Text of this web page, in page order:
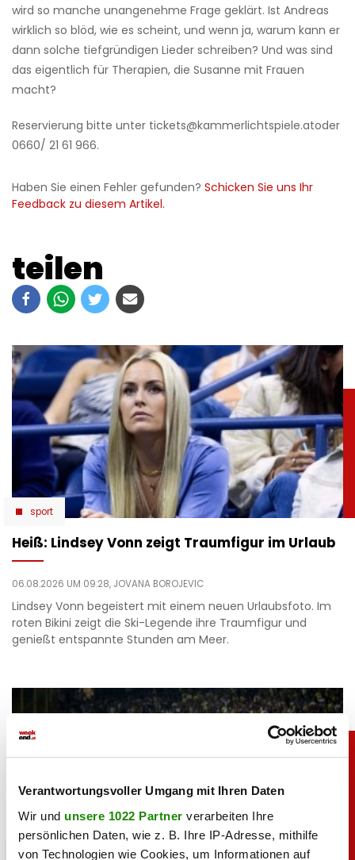
Verantwortungsvoller Umgang mit Ihren Daten
Wir und unsere 1022 Partner verarbeiten Ihre
persönlichen Daten, wie z. B. Ihre IP-Adresse, mithilfe
von Technologien wie Cookies, um Informationen auf
wird so manche unangenehme Frage geklärt. Ist Andreas
wirklich so blöd, wie es scheint, und wenn ja, warum kann er
dann solche tiefgründigen Lieder schreiben? Und was sind
das eigentlich für Therapien, die Susanne mit Frauen
macht?
Reservierung bitte unter tickets@kammerlichtspiele.atoder
0660/ 21 61 966.
Haben Sie einen Fehler gefunden? Schicken Sie uns Ihr
Feedback zu diesem Artikel.
teilen
sport
Heiß: Lindsey Vonn zeigt Traumfigur im Urlaub
06.08.2026 UM 09:28, JOVANA BOROJEVIC
Lindsey Vonn begeistert mit einem neuen Urlaubsfoto. Im
roten Bikini zeigt die Ski-Legende ihre Traumfigur und
genießt entspannte Stunden am Meer.
unterhaltung